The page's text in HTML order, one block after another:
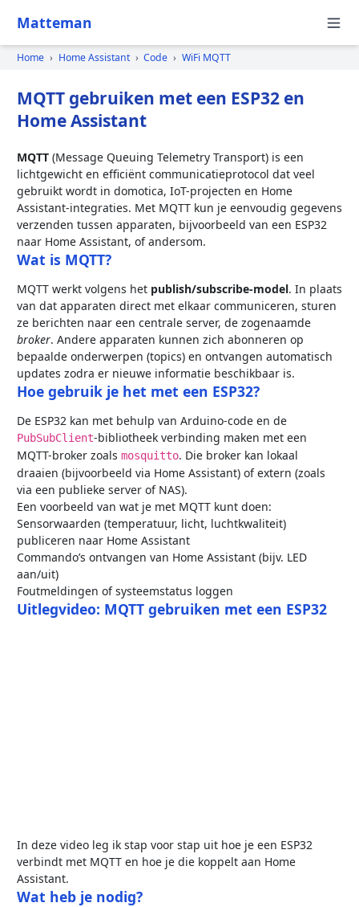
Matteman
Home › Home Assistant › Code › WiFi MQTT
MQTT gebruiken met een ESP32 en
Home Assistant
MQTT (Message Queuing Telemetry Transport) is een
lichtgewicht en efficiënt communicatieprotocol dat veel
gebruikt wordt in domotica, IoT-projecten en Home
Assistant-integraties. Met MQTT kun je eenvoudig gegevens
verzenden tussen apparaten, bijvoorbeeld van een ESP32
naar Home Assistant, of andersom.
Wat is MQTT?
MQTT werkt volgens het publish/subscribe-model. In plaats
van dat apparaten direct met elkaar communiceren, sturen
ze berichten naar een centrale server, de zogenaamde
broker. Andere apparaten kunnen zich abonneren op
bepaalde onderwerpen (topics) en ontvangen automatisch
updates zodra er nieuwe informatie beschikbaar is.
Hoe gebruik je het met een ESP32?
De ESP32 kan met behulp van Arduino-code en de
PubSubClient-bibliotheek verbinding maken met een
MQTT-broker zoals mosquitto. Die broker kan lokaal
draaien (bijvoorbeeld via Home Assistant) of extern (zoals
via een publieke server of NAS).
Een voorbeeld van wat je met MQTT kunt doen:
Sensorwaarden (temperatuur, licht, luchtkwaliteit)
publiceren naar Home Assistant
Commando’s ontvangen van Home Assistant (bijv. LED
aan/uit)
Foutmeldingen of systeemstatus loggen
Uitlegvideo: MQTT gebruiken met een ESP32
In deze video leg ik stap voor stap uit hoe je een ESP32
verbindt met MQTT en hoe je die koppelt aan Home
Assistant.
Wat heb je nodig?